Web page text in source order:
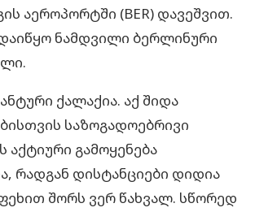
აეროპორტში (BER) დავეშვით.
ნამდვილი ბერლინური
ქალაქია. აქ შიდა
საზოგადოებრივი
აქტიური გამოყენება
რადგან დისტანციები დიდია
შორს ვერ წახვალ. სწორედ